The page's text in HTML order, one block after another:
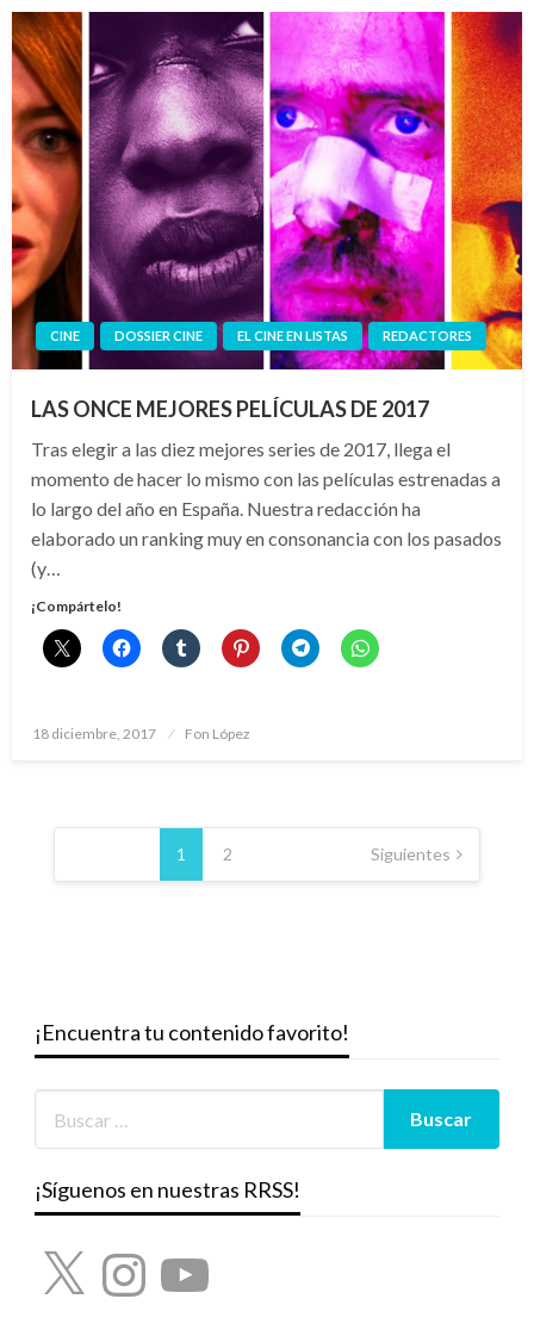
CINE DOSSIER CINE EL CINE EN LISTAS REDACTORES
LAS ONCE MEJORES PELÍCULAS DE 2017
Tras elegir a las diez mejores series de 2017, llega el
momento de hacer lo mismo con las películas estrenadas a
lo largo del año en España. Nuestra redacción ha
elaborado un ranking muy en consonancia con los pasados
(y…
¡Compártelo!
Publicado
18 diciembre, 2017 Fon López
Paginación
entradas
1 2 Siguientes
¡Encuentra tu contenido favorito!
¡Síguenos en nuestras RRSS!
X InstagramYouTube